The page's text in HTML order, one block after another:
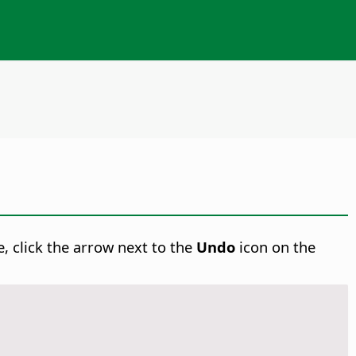
click the arrow next to the Undo icon on the